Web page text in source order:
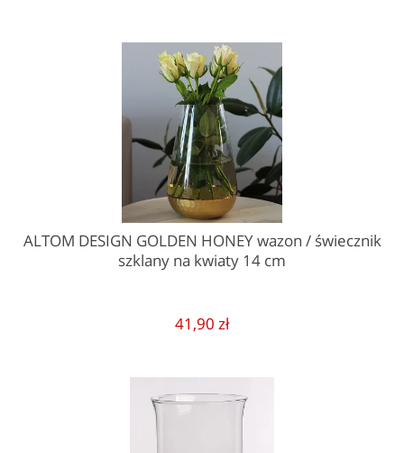
ALTOM DESIGN GOLDEN HONEY wazon / świecznik
szklany na kwiaty 14 cm
41,90 zł